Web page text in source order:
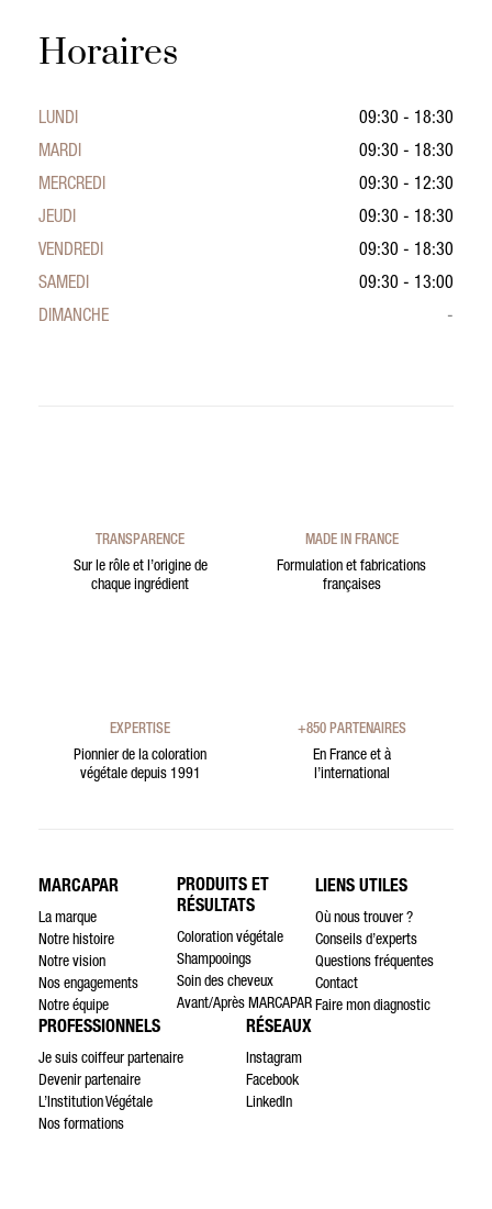
Horaires
LUNDI
09:30 - 18:30
MARDI
09:30 - 18:30
MERCREDI
09:30 - 12:30
JEUDI
09:30 - 18:30
VENDREDI
09:30 - 18:30
SAMEDI
09:30 - 13:00
DIMANCHE
-
TRANSPARENCE
Sur le rôle et l’origine de
chaque ingrédient
MADE IN FRANCE
Formulation et fabrications
françaises
EXPERTISE
Pionnier de la coloration
végétale depuis 1991
+850 PARTENAIRES
En France et à
l’international
MARCAPAR
La marque
Notre histoire
Notre vision
Nos engagements
Notre équipe
PRODUITS ET
RÉSULTATS
Coloration végétale
Shampooings
Soin des cheveux
Avant/Après MARCAPAR
LIENS UTILES
Où nous trouver ?
Conseils d’experts
Questions fréquentes
Contact
Faire mon diagnostic
PROFESSIONNELS
Je suis coiffeur partenaire
Devenir partenaire
L’Institution Végétale
Nos formations
RÉSEAUX
Instagram
Facebook
LinkedIn